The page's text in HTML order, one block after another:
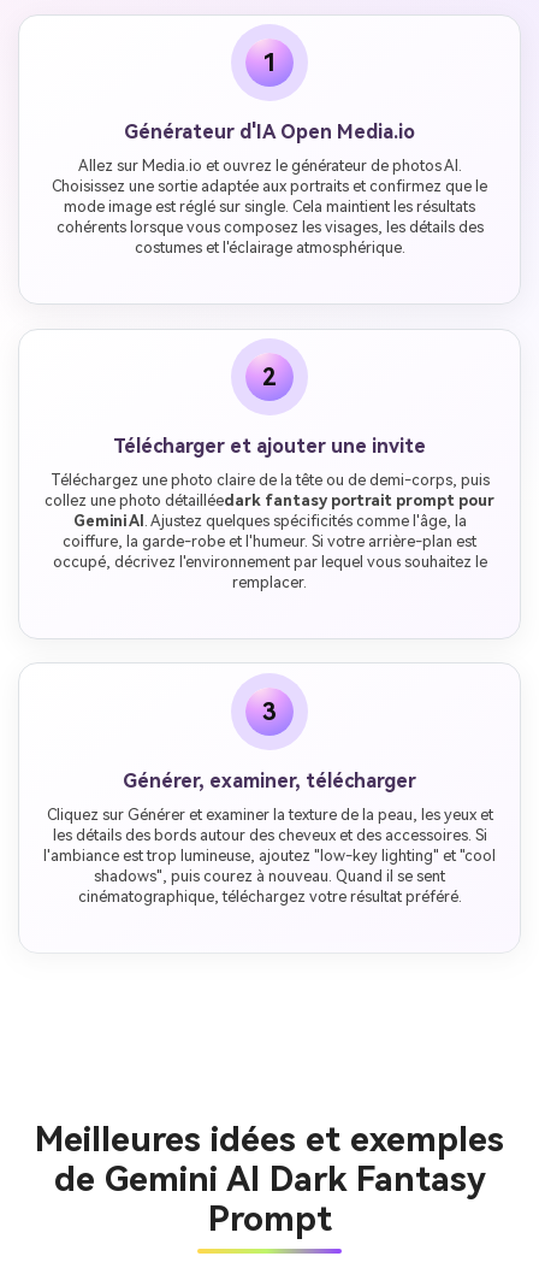
1
Générateur d'IA Open Media.io
Allez sur Media.io et ouvrez le générateur de photos AI.
Choisissez une sortie adaptée aux portraits et confirmez que le
mode image est réglé sur single. Cela maintient les résultats
cohérents lorsque vous composez les visages, les détails des
costumes et l'éclairage atmosphérique.
2
Télécharger et ajouter une invite
Téléchargez une photo claire de la tête ou de demi-corps, puis
collez une photo détailléedark fantasy portrait prompt pour
Gemini AI . Ajustez quelques spécificités comme l'âge, la
coiffure, la garde-robe et l'humeur. Si votre arrière-plan est
occupé, décrivez l'environnement par lequel vous souhaitez le
remplacer.
3
Générer, examiner, télécharger
Cliquez sur Générer et examiner la texture de la peau, les yeux et
les détails des bords autour des cheveux et des accessoires. Si
l'ambiance est trop lumineuse, ajoutez "low-key lighting" et "cool
shadows", puis courez à nouveau. Quand il se sent
cinématographique, téléchargez votre résultat préféré.
Meilleures idées et exemples
de Gemini AI Dark Fantasy
Prompt